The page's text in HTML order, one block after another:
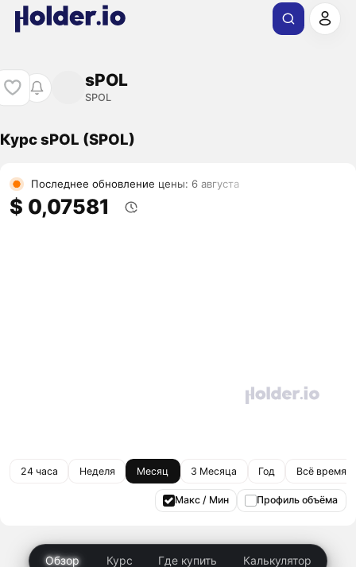
sPOL
SPOL
Курс sPOL (SPOL)
Последнее обновление цены: 6 августа
$ 0,07581
24 часа Неделя Месяц 3 Месяца Год Всё время
Макс / Мин Профиль объёма
Обзор Курс Где купить Калькулятор